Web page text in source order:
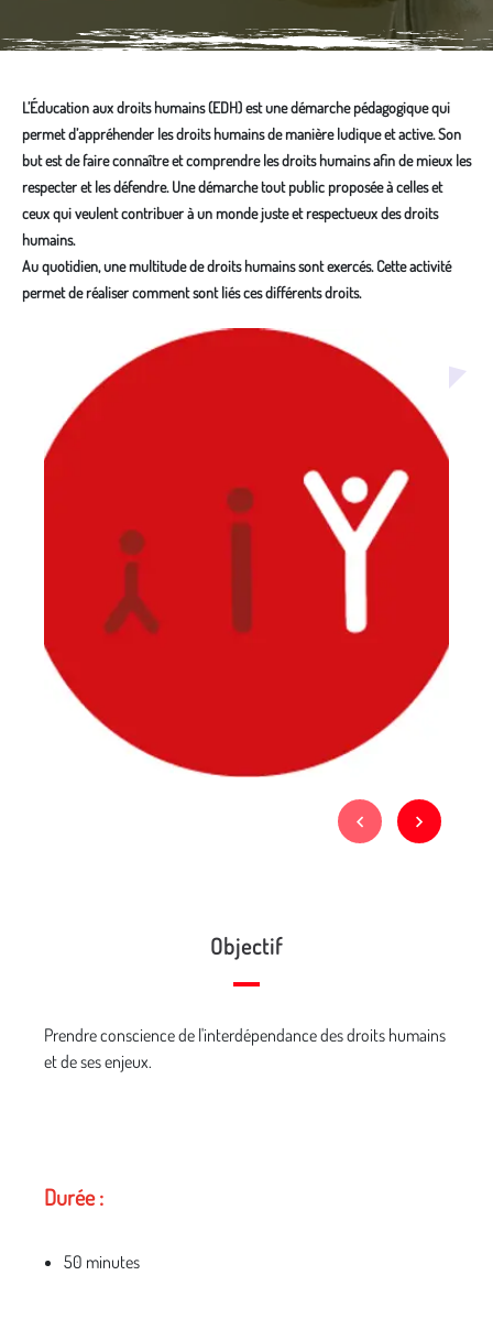
L’Éducation aux droits humains (EDH) est une démarche pédagogique qui
permet d’appréhender les droits humains de manière ludique et active. Son
but est de faire connaître et comprendre les droits humains afin de mieux les
respecter et les défendre. Une démarche tout public proposée à celles et
ceux qui veulent contribuer à un monde juste et respectueux des droits
humains.
Au quotidien, une multitude de droits humains sont exercés. Cette activité
permet de réaliser comment sont liés ces différents droits.
Objectif
Prendre conscience de l'interdépendance des droits humains
et de ses enjeux.
Durée :
50 minutes